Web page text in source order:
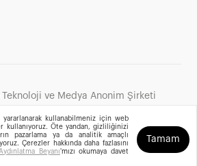
ve Medya Anonim Şirketi
kullanabilmeniz için web
kullanıyoruz. Öte yandan, gizliliğinizi
pazarlama ya da analitik amaçlı
Çerezler hakkında daha fazlasını
Beyanı'mızı okumaya davet
Tamam